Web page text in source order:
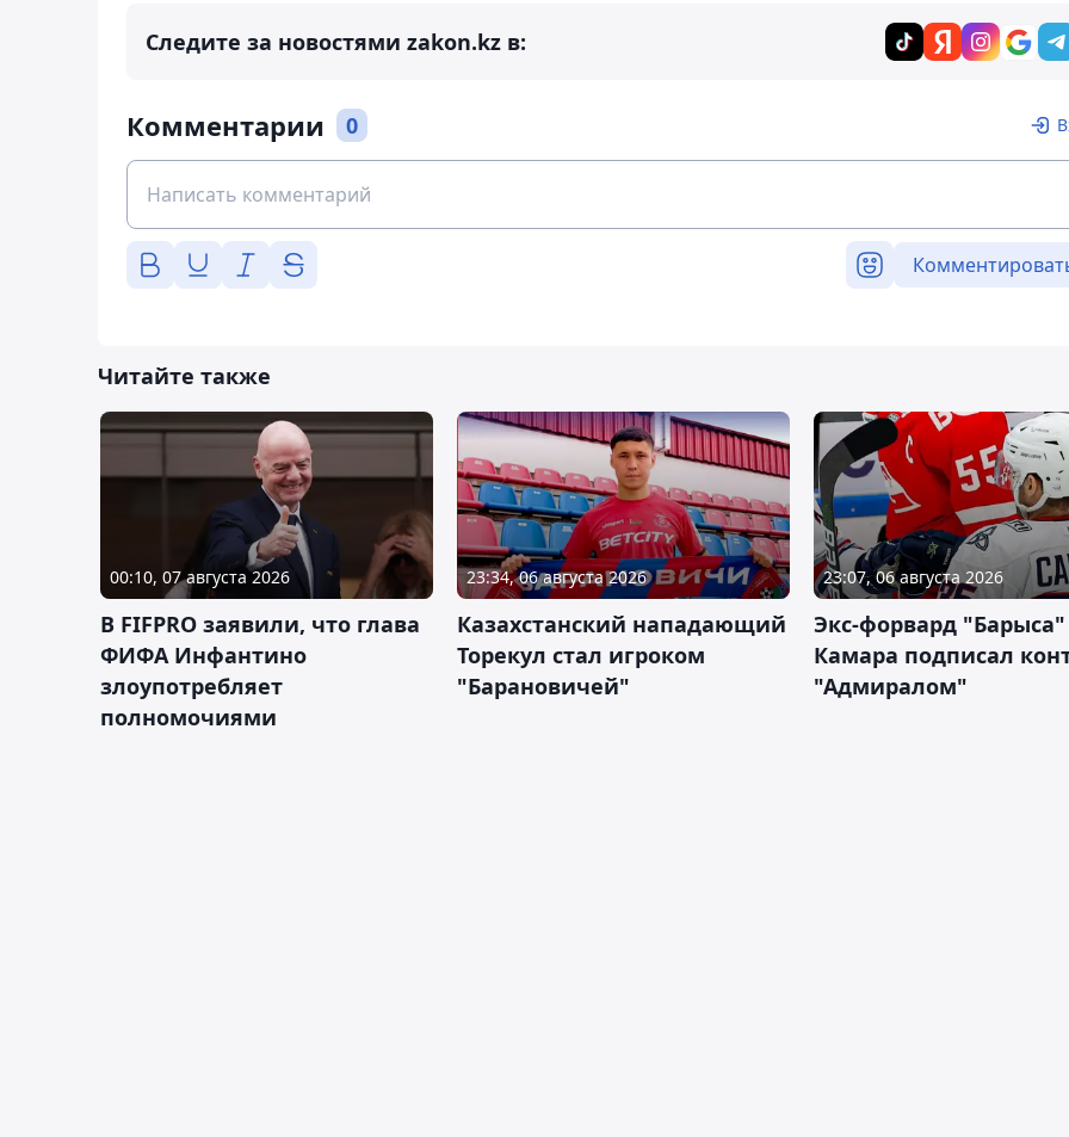
Следите за новостями zakon.kz в:
Комментарии 0
Читайте также
00:10, 07 августа 2026
В FIFPRO заявили, что глава
ФИФА Инфантино
злоупотребляет
полномочиями
23:34, 06 августа 2026
Казахстанский нападающий
Торекул стал игроком
"Барановичей"
23:07, 06 августа 2026
Экс-форвард "Барыса"
Камара подписал
"Адмиралом"